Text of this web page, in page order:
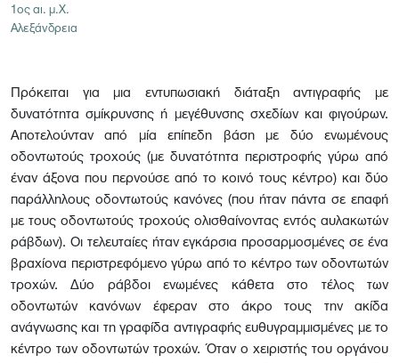
1ος αι. μ.Χ.
Αλεξάνδρεια
Πρόκειται για μια εντυπωσιακή διάταξη αντιγραφής με
δυνατότητα σμίκρυνσης ή μεγέθυνσης σχεδίων και φιγούρων.
Αποτελούνταν από μία επίπεδη βάση με δύο ενωμένους
οδοντωτούς τροχούς (με δυνατότητα περιστροφής γύρω από
έναν άξονα που περνούσε από το κοινό τους κέντρο) και δύο
παράλληλους οδοντωτούς κανόνες (που ήταν πάντα σε επαφή
με τους οδοντωτούς τροχούς ολισθαίνοντας εντός αυλακωτών
ράβδων). Οι τελευταίες ήταν εγκάρσια προσαρμοσμένες σε ένα
βραχίονα περιστρεφόμενο γύρω από το κέντρο των οδοντωτών
τροχών. Δύο ράβδοι ενωμένες κάθετα στο τέλος των
οδοντωτών κανόνων έφεραν στο άκρο τους την ακίδα
ανάγνωσης και τη γραφίδα αντιγραφής ευθυγραμμισμένες με το
κέντρο των οδοντωτών τροχών. Όταν ο χειριστής του οργάνου